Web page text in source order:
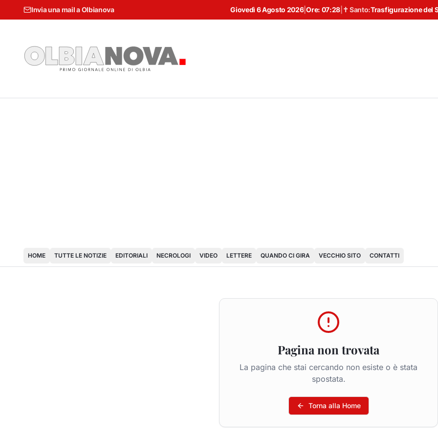
Invia una mail a Olbianova Giovedì 6 Agosto 2026 |Ore: 07:28| ✝ Santo:Trasfigurazione del
HOME TUTTE LE NOTIZIE EDITORIALI NECROLOGI VIDEO LETTERE QUANDO CI GIRA VECCHIO SITO CONTATTI
Pagina non trovata
La pagina che stai cercando non esiste o è stata
spostata.
Torna alla Home